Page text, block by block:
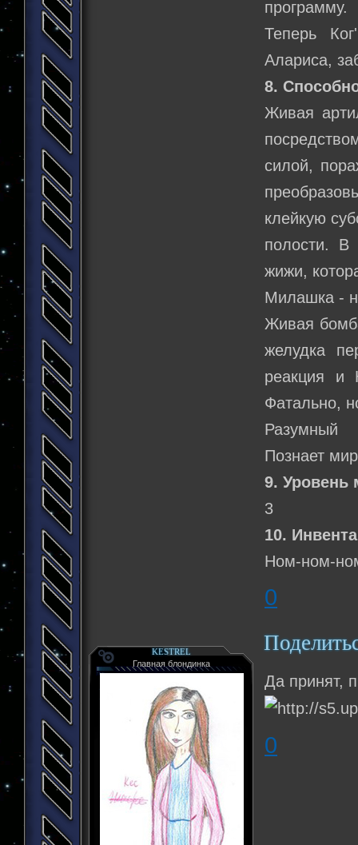
программу.
Теперь
Алариса,
8.
Живая
силой,
клейкую
полости. В
жижи,
Милашка -
Живая
желудка
реакция и
Фатально,
Разумный
Познает
9. Уровень
3
10.
Ном-ном-
0
KESTREL
Главная блондинка
Да принят,
0